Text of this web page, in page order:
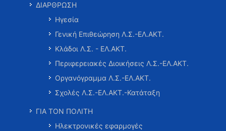
ΔΙΑΡΘΡΩΣΗ
Ηγεσία
Γενική Επιθεώρηση Λ.Σ.-ΕΛ.ΑΚΤ.
Κλάδοι Λ.Σ. - ΕΛ.ΑΚΤ.
Περιφερειακές Διοικήσεις Λ.Σ.-ΕΛ.ΑΚΤ.
Οργανόγραμμα Λ.Σ.-ΕΛ.ΑΚΤ.
Σχολές Λ.Σ.-ΕΛ.ΑΚΤ.-Κατάταξη
ΓΙΑ ΤΟΝ ΠΟΛΙΤΗ
Ηλεκτρονικές εφαρμογές